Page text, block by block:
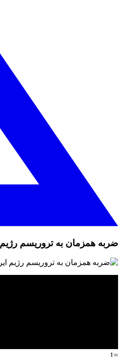
ضربه همزمان به تروریسم رژیم